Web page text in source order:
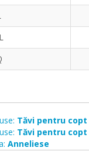
Tăvi pentru copt
Tăvi pentru copt
Anneliese